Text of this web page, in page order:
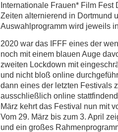
Internationale Frauen* Film
Zeiten alternierend in Dortmund
Auswahlprogramm wird jeweils
2020 war das IFFF eines der
noch mit einem blauen Auge
zweiten Lockdown mit
und nicht bloß online
dann eines der letzten Festivals
ausschließlich online
März kehrt das Festival nun mit
Vom 29. März bis zum 3. April
und ein großes